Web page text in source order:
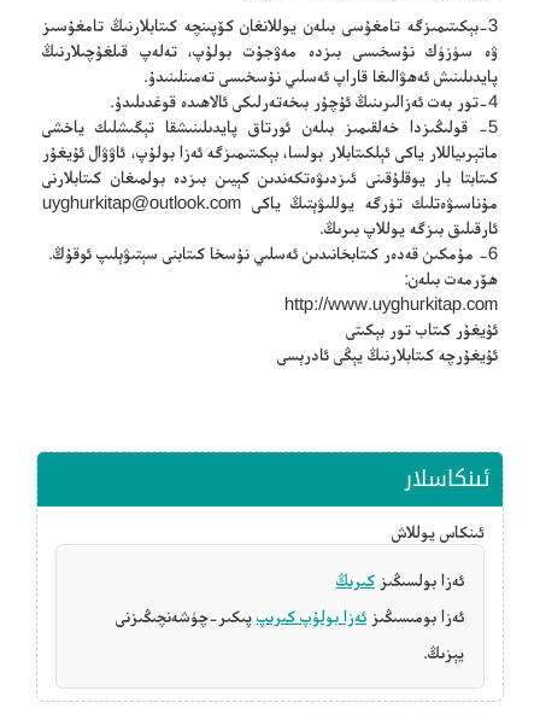
3-بېكىتىمىزگە تامغۇسى بىلەن يوللانغان كۆپىنچە كىتابلارنىڭ تامغۇسىز
ۋە سۈزۈك نۇسخىسى بىزدە مەۋجۇت بولۇپ، تەلەپ قىلغۇچىلارنىڭ
پايدىلىنىش ئەھۋالىغا قاراپ ئەسلىي نۇسخىسى تەمىنلىنىدۇ.
4-تور بەت ئەزالىرىنىڭ ئۇچۇر بىخەتەرلىكى ئالاھىدە قوغدىلىدۇ.
5- قولىڭىزدا خەلقىمىز بىلەن ئورتاق پايدىلىنىشقا تېگىشلىك ياخشى
ماتېرىياللار ياكى ئېلكىتابلار بولسا، بېكىتىمىزگە ئەزا بولۇپ، ئاۋۋال ئۇيغۇر
كىتابتا بار يوقلۇقىنى ئىزدىۋەتكەندىن كېيىن بىزدە بولمىغان كىتابلارنى
مۇناسىۋەتلىك تۈرگە يوللىۋېتىڭ ياكى uyghurkitap@outlook.com
ئارقىلىق بىزگە يوللاپ بىرىڭ.
6- مۇمكىن قەدەر كىتابخانىدىن ئەسلىي نۇسخا كىتابنى سېتىۋېلىپ ئوقۇڭ.
ھۆرمەت بىلەن:
http://www.uyghurkitap.com
ئۇيغۇر كىتاب تور بېكىتى
ئۇيغۇرچە كىتابلارنىڭ يېڭى ئادرېسى
ئىنكاسلار
ئىنكاس يوللاش
ئەزا بولسىڭىز كىرىڭ
ئەزا بومىسىڭىز ئەزا بولۇپ كىرىپ پىكىر-چۈشەنچىڭىزنى
يېزىڭ.